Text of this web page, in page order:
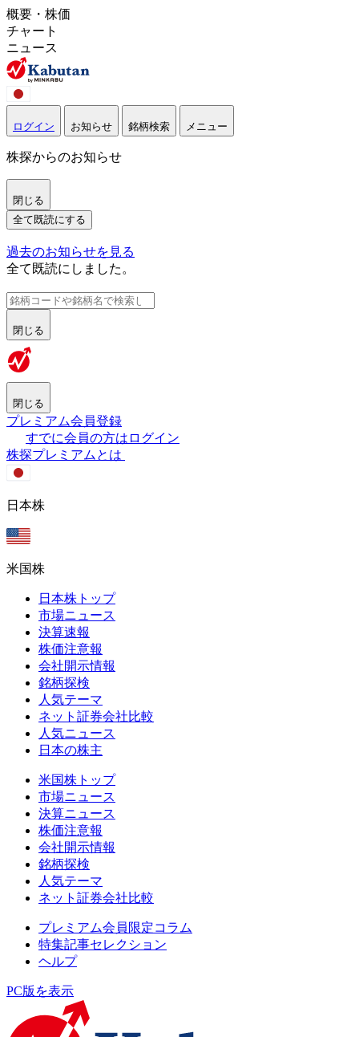
概要・株価
チャート
ニュース
ログイン お知らせ 銘柄検索 メニュー
株探からのお知らせ
閉じる
全て既読にする
過去のお知らせを見る
全て既読にしました。
閉じる
閉じる
プレミアム会員登録
すでに会員の方はログイン
株探プレミアムとは
日本株
米国株
日本株トップ
市場ニュース
決算速報
株価注意報
会社開示情報
銘柄探検
人気テーマ
ネット証券会社比較
人気ニュース
日本の株主
米国株トップ
市場ニュース
決算ニュース
株価注意報
会社開示情報
銘柄探検
人気テーマ
ネット証券会社比較
プレミアム会員限定コラム
特集記事セレクション
ヘルプ
PC版を表示